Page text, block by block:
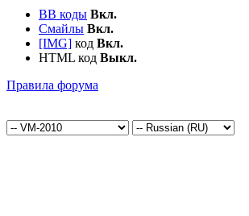
BB коды Вкл.
Смайлы Вкл.
[IMG] код Вкл.
HTML код Выкл.
Правила форума